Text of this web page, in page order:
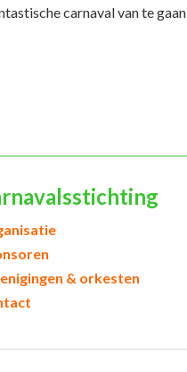
carnaval van te
& orkesten